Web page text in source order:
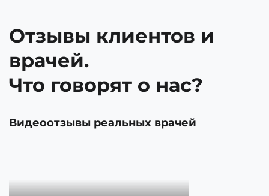
Отзывы клиентов и
врачей.
Что говорят о нас?
Видеоотзывы реальных врачей